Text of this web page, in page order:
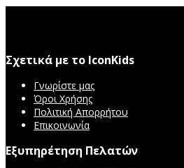
Σχετικά με το IconKids
Γνωρίστε μας
Όροι Χρήσης
Πολιτική Απορρήτου
Επικοινωνία
Εξυπηρέτηση Πελατών